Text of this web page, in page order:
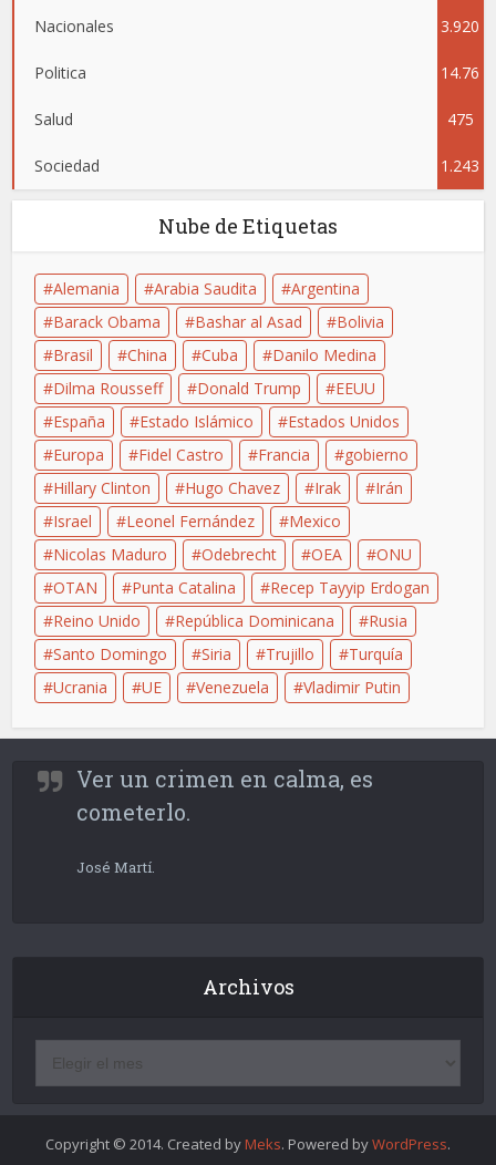
Nacionales 3.920
Politica 14.76
4
Salud 475
Sociedad 1.243
Nube de Etiquetas
Alemania Arabia Saudita
Argentina
Barack Obama
Bashar al Asad
Bolivia
Brasil
China Cuba
Danilo Medina
Dilma Rousseff
Donald Trump
EEUU
España
Estado Islámico
Estados Unidos
Europa
Fidel Castro Francia
gobierno
Hillary Clinton
Hugo Chavez Irak
Irán
Israel
Leonel Fernández
Mexico
Nicolas Maduro
Odebrecht OEA
ONU
OTAN
Punta Catalina
Recep Tayyip Erdogan
Reino Unido
República Dominicana
Rusia
Santo Domingo
Siria Trujillo
Turquía
Ucrania
UE Venezuela Vladimir Putin
Ver un crimen en calma, es
cometerlo.
José Martí.
Archivos
Copyright © 2014. Created by Meks. Powered byWordPress.